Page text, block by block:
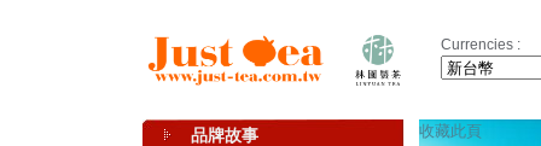
Currencies :
品牌故事
收藏此頁